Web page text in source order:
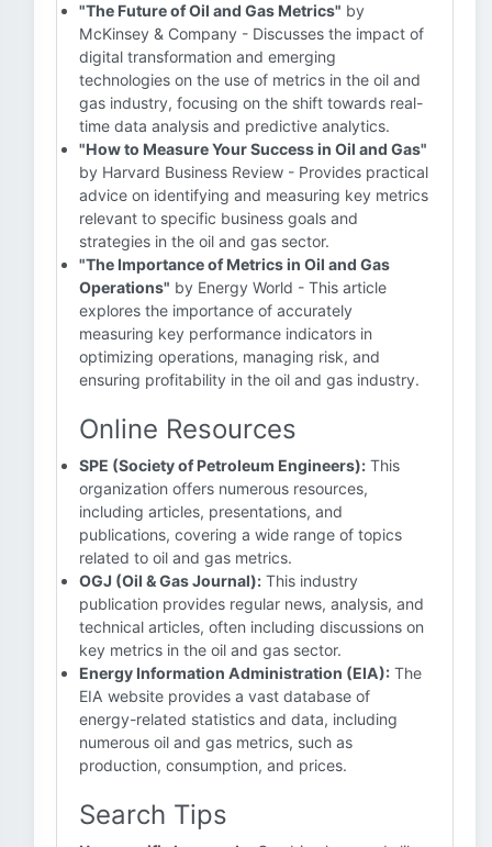
"The Future of Oil and Gas Metrics" by
McKinsey & Company - Discusses the impact of
digital transformation and emerging
technologies on the use of metrics in the oil and
gas industry, focusing on the shift towards real-
time data analysis and predictive analytics.
"How to Measure Your Success in Oil and Gas"
by Harvard Business Review - Provides practical
advice on identifying and measuring key metrics
relevant to specific business goals and
strategies in the oil and gas sector.
"The Importance of Metrics in Oil and Gas
Operations" by Energy World - This article
explores the importance of accurately
measuring key performance indicators in
optimizing operations, managing risk, and
ensuring profitability in the oil and gas industry.
Online Resources
SPE (Society of Petroleum Engineers): This
organization offers numerous resources,
including articles, presentations, and
publications, covering a wide range of topics
related to oil and gas metrics.
OGJ (Oil & Gas Journal): This industry
publication provides regular news, analysis, and
technical articles, often including discussions on
key metrics in the oil and gas sector.
Energy Information Administration (EIA): The
EIA website provides a vast database of
energy-related statistics and data, including
numerous oil and gas metrics, such as
production, consumption, and prices.
Search Tips